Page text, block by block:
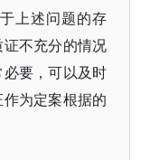
上述问题的存
不充分的情况
要，可以及时
为定案根据的